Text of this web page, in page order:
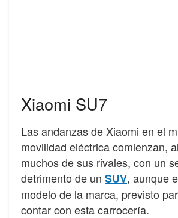
Xiaomi SU7
Las andanzas de Xiaomi en el
movilidad eléctrica comienzan,
muchos de sus rivales, con un
detrimento de un SUV, aunque
modelo de la marca, previsto
contar con esta carrocería.